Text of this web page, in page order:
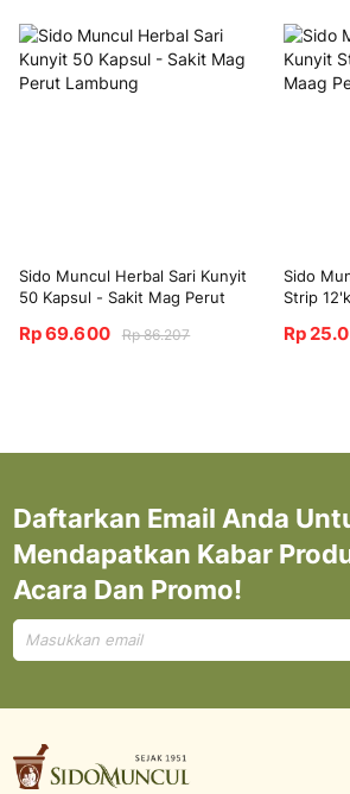
Sido Muncul Herbal Sari Kunyit
50 Kapsul - Sakit Mag Perut
Rp 69.600 Rp 86.207
Sido
Strip
Rp
Daftarkan Email Anda
Mendapatkan Kabar
Acara Dan Promo!
Mendaftar
untuk